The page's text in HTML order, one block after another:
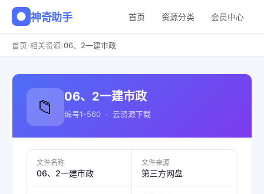
神奇助手 首页 资源分类 会员中心
首页›相关资源›06、2一建市政
📁 06、2一建市政
编号1-560 · 云资源下载
文件名称
06、2一建市政
文件来源
第三方网盘